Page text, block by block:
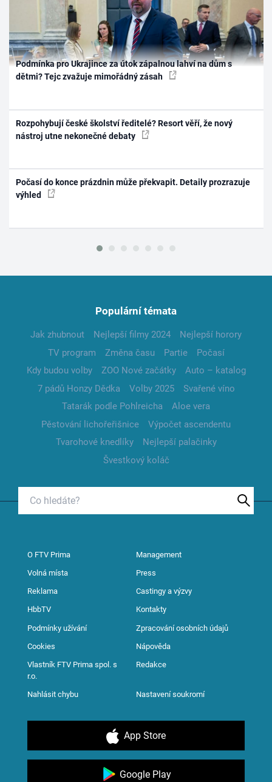
Podmínka pro Ukrajince za útok zápalnou lahví na dům s
dětmi? Tejc zvažuje mimořádný zásah
Rozpohybují české školství ředitelé? Resort věří, že nový
nástroj utne nekonečné debaty
Počasí do konce prázdnin může překvapit. Detaily prozrazuje
výhled
Populární témata
Jak zhubnout Nejlepší filmy 2024
Nejlepší horory
TV program
Změna času Partie
Počasí
Kdy budou volby
ZOO Nové začátky
Auto – katalog
7 pádů Honzy Dědka
Volby 2025
Svařené víno
Tatarák podle Pohlreicha
Aloe vera
Pěstování lichořeřišnice
Výpočet ascendentu
Tvarohové knedlíky
Nejlepší palačinky
Švestkový koláč
O FTV Prima Management
Volná místa Press
Reklama Castingy a výzvy
HbbTV Kontakty
Podmínky užívání Zpracování osobních údajů
Cookies Nápověda
Vlastník FTV Prima spol. s
r.o.
Redakce
Nahlásit chybu Nastavení soukromí
App Store
Google Play